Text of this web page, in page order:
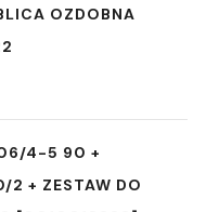
OZDOBNA
4-5 90 +
+ ZESTAW DO